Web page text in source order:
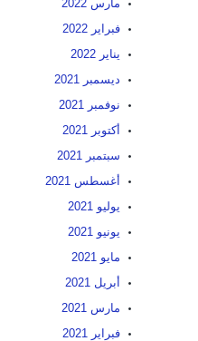
مارس 2022
فبراير 2022
يناير 2022
ديسمبر 2021
نوفمبر 2021
أكتوبر 2021
سبتمبر 2021
أغسطس 2021
يوليو 2021
يونيو 2021
مايو 2021
أبريل 2021
مارس 2021
فبراير 2021